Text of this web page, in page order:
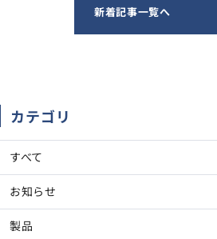
新着記事一覧へ
カテゴリ
すべて
お知らせ
製品